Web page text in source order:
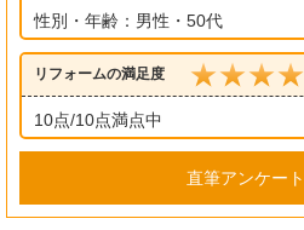
性別・年齢：男性・50代
リフォームの満足度
10点/10点満点中
直筆アンケー